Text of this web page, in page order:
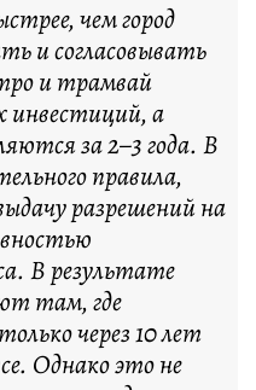
чем город
и согласовывать
и трамвай
инвестиций, а
за 2–3 года. В
правила,
разрешений на
В результате
там, где
через 10 лет
Однако это не